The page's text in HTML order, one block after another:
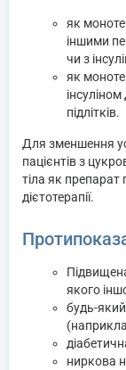
як
іншими
чи з
як
підлітків.
Для зменшення
пацієнтів з
тіла як препарат
дієтотерапії.
якого
будь-
ниркова